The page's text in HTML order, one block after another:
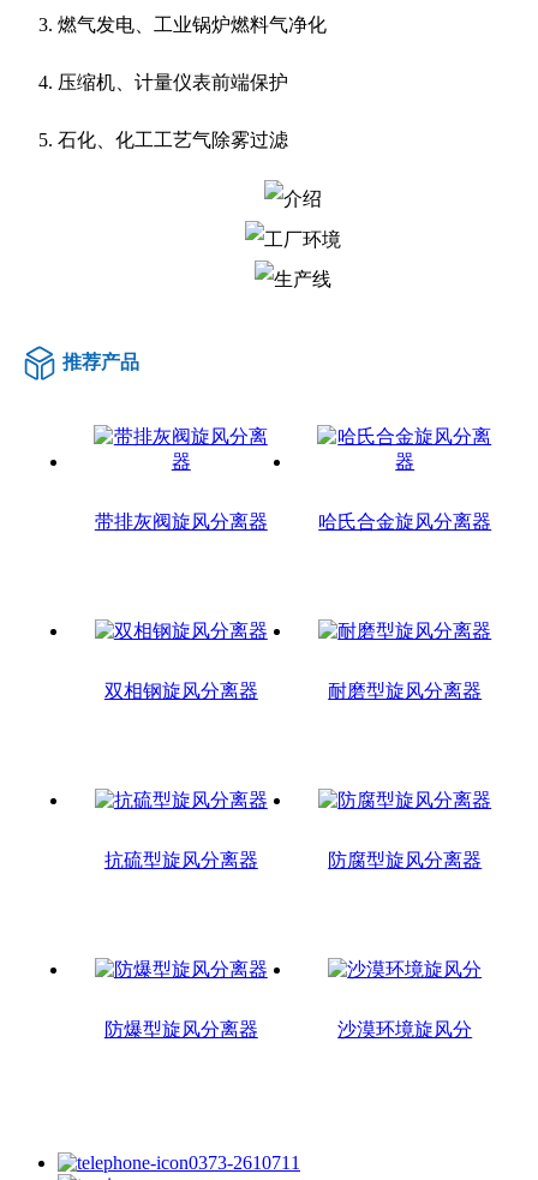
燃气发电、工业锅炉燃料气净化
压缩机、计量仪表前端保护
石化、化工工艺气除雾过滤
推荐产品
带排灰阀旋风分离器 哈氏合金旋风分离器
双相钢旋风分离器 耐磨型旋风分离器
抗硫型旋风分离器 防腐型旋风分离器
防爆型旋风分离器 沙漠环境旋风分
0373-2610711